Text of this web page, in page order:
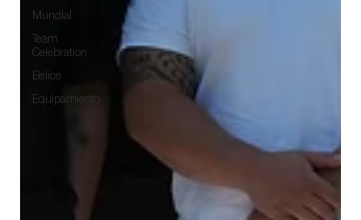
Mundial
Team
Celebration
Belice
Equipamiento